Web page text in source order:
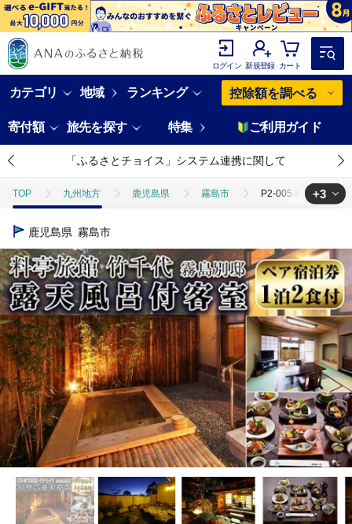
ログイン 新規登録 カート
カテゴリ 地域 ランキング 控除額を調べる
寄付額 旅先を探す 特集 ご利用ガイド
「ふるさとチョイス」システム連携に関して
TOP 九州地方 鹿児島県 霧島市 P2-005 料亭旅館 竹
TOP
TOP 旅行・宿泊・体験 P2-005 料亭旅館 竹千代
TOP 旅行・宿泊・体験 体験チケット 温泉 P2-005
+3
鹿児島県 霧島市